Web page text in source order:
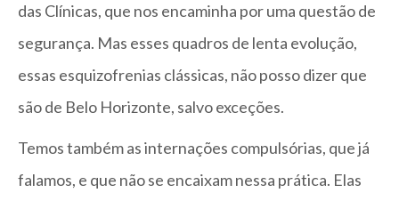
das Clínicas, que nos encaminha por uma questão de
segurança. Mas esses quadros de lenta evolução,
essas esquizofrenias clássicas, não posso dizer que
são de Belo Horizonte, salvo exceções.
Temos também as internações compulsórias, que já
falamos, e que não se encaixam nessa prática. Elas